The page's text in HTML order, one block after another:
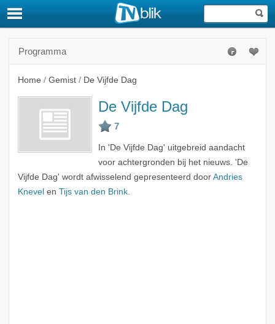
Programma
Home / Gemist / De Vijfde Dag
De Vijfde Dag
In 'De Vijfde Dag' uitgebreid aandacht
voor achtergronden bij het nieuws. 'De
Vijfde Dag' wordt afwisselend gepresenteerd door Andries
Knevel en Tijs van den Brink.